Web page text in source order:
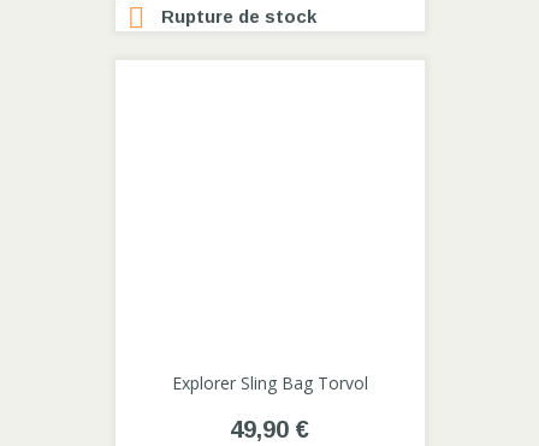
 Rupture de stock
Explorer Sling Bag Torvol
49,90 €